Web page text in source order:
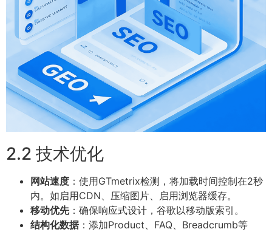
2.2 技术优化
网站速度 ：使用GTmetrix检测，将加载时间控制在2秒
内。如启用CDN、压缩图片、启用浏览器缓存。
移动优先：确保响应式设计，谷歌以移动版索引。
结构化数据：添加Product、FAQ、Breadcrumb等